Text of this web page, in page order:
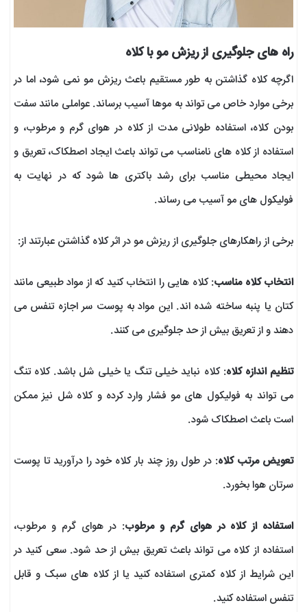
راه های جلوگیری از ریزش مو با کلاه
اگرچه کلاه گذاشتن به طور مستقیم باعث ریزش مو نمی شود، اما در
برخی موارد خاص می تواند به موها آسیب برساند. عواملی مانند سفت
بودن کلاه، استفاده طولانی مدت از کلاه در هوای گرم و مرطوب، و
استفاده از کلاه های نامناسب می تواند باعث ایجاد اصطکاک، تعریق و
ایجاد محیطی مناسب برای رشد باکتری ها شود که در نهایت به
فولیکول های مو آسیب می رساند.
برخی از راهکارهای جلوگیری از ریزش مو در اثر کلاه گذاشتن عبارتند از:
انتخاب کلاه مناسب: کلاه هایی را انتخاب کنید که از مواد طبیعی مانند
کتان یا پنبه ساخته شده اند. این مواد به پوست سر اجازه تنفس می
دهند و از تعریق بیش از حد جلوگیری می کنند.
تنظیم اندازه کلاه: کلاه نباید خیلی تنگ یا خیلی شل باشد. کلاه تنگ
می تواند به فولیکول های مو فشار وارد کرده و کلاه شل نیز ممکن
است باعث اصطکاک شود.
تعویض مرتب کلاه: در طول روز چند بار کلاه خود را درآورید تا پوست
سرتان هوا بخورد.
استفاده از کلاه در هوای گرم و مرطوب: در هوای گرم و مرطوب،
استفاده از کلاه می تواند باعث تعریق بیش از حد شود. سعی کنید در
این شرایط از کلاه کمتری استفاده کنید یا از کلاه های سبک و قابل
تنفس استفاده کنید.